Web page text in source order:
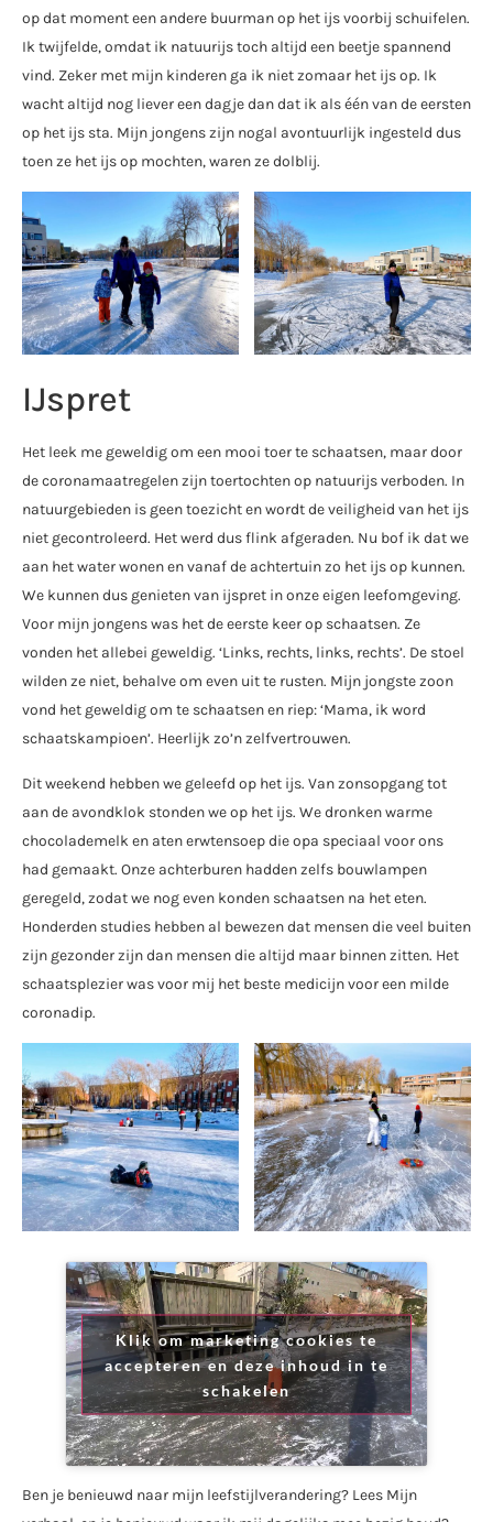
op dat moment een andere buurman op het ijs voorbij schuifelen.
Ik twijfelde, omdat ik natuurijs toch altijd een beetje spannend
vind. Zeker met mijn kinderen ga ik niet zomaar het ijs op. Ik
wacht altijd nog liever een dagje dan dat ik als één van de eersten
op het ijs sta. Mijn jongens zijn nogal avontuurlijk ingesteld dus
toen ze het ijs op mochten, waren ze dolblij.
IJspret
Het leek me geweldig om een mooi toer te schaatsen, maar door
de coronamaatregelen zijn toertochten op natuurijs verboden. In
natuurgebieden is geen toezicht en wordt de veiligheid van het ijs
niet gecontroleerd. Het werd dus flink afgeraden. Nu bof ik dat we
aan het water wonen en vanaf de achtertuin zo het ijs op kunnen.
We kunnen dus genieten van ijspret in onze eigen leefomgeving.
Voor mijn jongens was het de eerste keer op schaatsen. Ze
vonden het allebei geweldig. ‘Links, rechts, links, rechts’. De stoel
wilden ze niet, behalve om even uit te rusten. Mijn jongste zoon
vond het geweldig om te schaatsen en riep: ‘Mama, ik word
schaatskampioen’. Heerlijk zo’n zelfvertrouwen.
Dit weekend hebben we geleefd op het ijs. Van zonsopgang tot
aan de avondklok stonden we op het ijs. We dronken warme
chocolademelk en aten erwtensoep die opa speciaal voor ons
had gemaakt. Onze achterburen hadden zelfs bouwlampen
geregeld, zodat we nog even konden schaatsen na het eten.
Honderden studies hebben al bewezen dat mensen die veel buiten
zijn gezonder zijn dan mensen die altijd maar binnen zitten. Het
schaatsplezier was voor mij het beste medicijn voor een milde
coronadip.
Klik om marketing cookies te
accepteren en deze inhoud in te
schakelen
Ben je benieuwd naar mijn leefstijlverandering? Lees Mijn